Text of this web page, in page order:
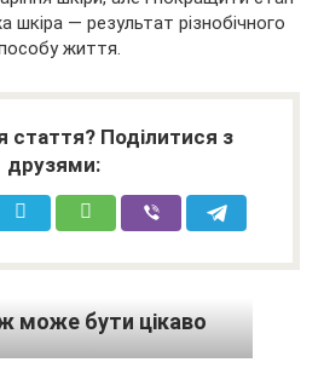
шкіра — результат різнобічного
життя.
стаття? Поділитися з
друзями:
може бути цікаво